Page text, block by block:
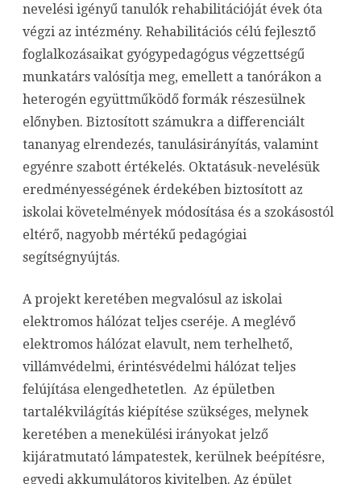
nevelési igényű tanulók rehabilitációját évek óta
végzi az intézmény. Rehabilitációs célú fejlesztő
foglalkozásaikat gyógypedagógus végzettségű
munkatárs valósítja meg, emellett a tanórákon a
heterogén együttműködő formák részesülnek
előnyben. Biztosított számukra a differenciált
tananyag elrendezés, tanulásirányítás, valamint
egyénre szabott értékelés. Oktatásuk-nevelésük
eredményességének érdekében biztosított az
iskolai követelmények módosítása és a szokásostól
eltérő, nagyobb mértékű pedagógiai
segítségnyújtás.
A projekt keretében megvalósul az iskolai
elektromos hálózat teljes cseréje. A meglévő
elektromos hálózat elavult, nem terhelhető,
villámvédelmi, érintésvédelmi hálózat teljes
felújítása elengedhetetlen. Az épületben
tartalékvilágítás kiépítése szükséges, melynek
keretében a menekülési irányokat jelző
kijáratmutató lámpatestek, kerülnek beépítésre,
egyedi akkumulátoros kivitelben. Az épület